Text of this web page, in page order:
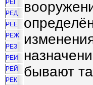
РЕГ
РЕД
РЕЕ
РЕЖ
РЕЗ
РЕИ
РЕЙ
РЕК
бывают